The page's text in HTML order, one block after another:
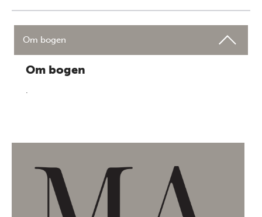
Om bogen
Om bogen
.